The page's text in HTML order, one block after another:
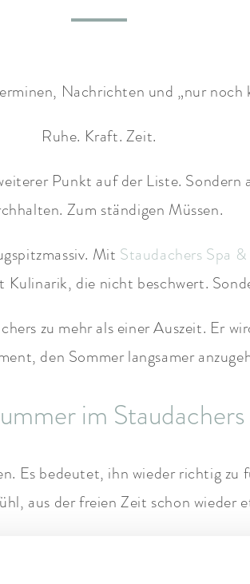
Nachrichten und „nur
Ruhe. Kraft. Zeit.
Punkt auf der Liste.
Zum ständigen Müssen.
Mit Staudachers Spa
Kulinarik, die nicht beschwert.
zu mehr als einer Auszeit. Er
den Sommer langsamer
im
Es bedeutet, ihn wieder richtig
aus der freien Zeit schon wieder
Berge. Oder auf die Yoga-Matte.
ein Essen, das nach Bayern